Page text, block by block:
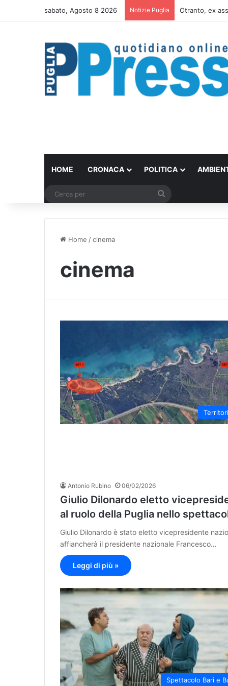
sabato, Agosto 8 2026 Notizie Puglia Bari, controlli
HOME CRONACA POLITICA
Home /cinema
cinema
Antonio Rubino 06/02/2026
Giulio Dilonardo eletto
al ruolo della Puglia nello
Giulio Dilonardo è stato eletto vicepresidente
affiancherà il presidente nazionale Francesco…
Leggi di più »
Spettacolo Bari e